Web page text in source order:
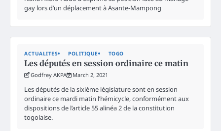
gay lors d’un déplacement à Asante-Mampong
ACTUALITES POLITIQUE TOGO
Les députés en session ordinaire ce matin
Godfrey AKPA March 2, 2021
Les députés de la sixième législature sont en session
ordinaire ce mardi matin l’hémicycle, conformément aux
dispositions de l’article 55 alinéa 2 de la constitution
togolaise.